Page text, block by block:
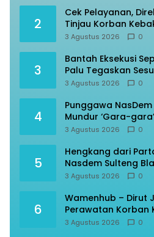
2
Cek Pelayanan,
Tinjau Korban
Sentosa II
3 Agustus 2026 0
3
Bantah Eksekusi
Palu Tegaskan
3 Agustus 2026 0
4
Punggawa
Mundur ‘Gara-
3 Agustus 2026 0
5
Hengkang dari
Nasdem Sulteng
3 Agustus 2026 0
6
Wamenhub – Dirut
Perawatan Korban
Optimal
3 Agustus 2026 0